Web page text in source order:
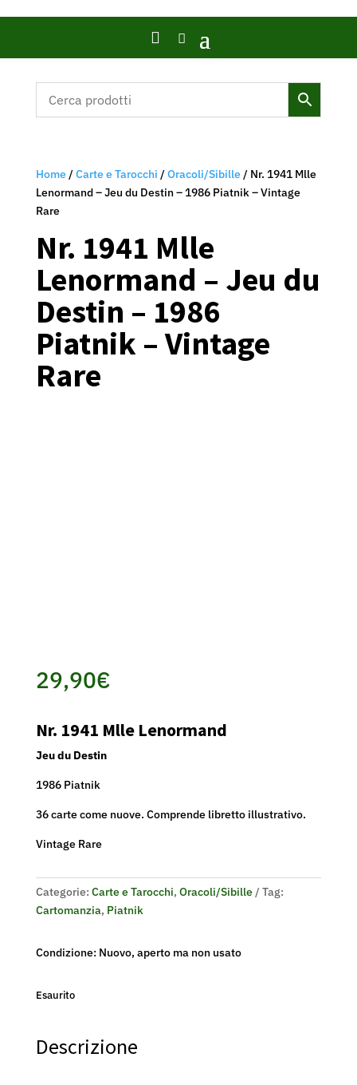

Home/Carte e Tarocchi /Oracoli/Sibille/ Nr. 1941 Mlle
Lenormand – Jeu du Destin – 1986 Piatnik – Vintage
Rare
Nr. 1941 Mlle
Lenormand – Jeu du
Destin – 1986
Piatnik – Vintage
Rare
29,90€
Nr. 1941 Mlle Lenormand
Jeu du Destin
1986 Piatnik
36 carte come nuove. Comprende libretto illustrativo.
Vintage Rare
Categorie: Carte e Tarocchi, Oracoli/Sibille
Tag:
Cartomanzia, Piatnik
Condizione: Nuovo, aperto ma non usato
Esaurito
Descrizione